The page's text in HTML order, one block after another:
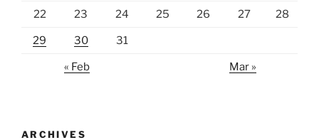
22 23 24 25 26 27 28
29 30 31
« Feb Mar »
ARCHIVES